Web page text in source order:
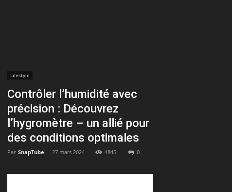
Lifestyle
Contrôler l’humidité avec
précision : Découvrez
l’hygromètre – un allié pour
des conditions optimales
Par SnapTube - 27 mars 2024 4845 0